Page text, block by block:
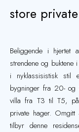
store
Beliggende i hjertet
strendene og buktene
i nyklassisistisk stil
bygninger fra 20- og
villa fra T3 til T5,
private hager.
tilbyr denne